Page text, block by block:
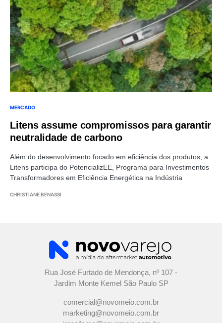
MERCADO
Litens assume compromissos para garantir
neutralidade de carbono
Além do desenvolvimento focado em eficiência dos produtos, a
Litens participa do PotencializEE, Programa para Investimentos
Transformadores em Eficiência Energética na Indústria
CHRISTIANE BENASSI
Rua José Furtado de Mendonça, nº 107 -
Jardim Monte Kemel São Paulo SP
comercial@novomeio.com.br
marketing@novomeio.com.br